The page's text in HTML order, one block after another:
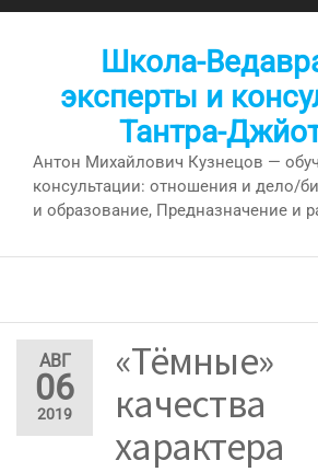
Перейти
Школа-
эксперты и
Тантра-
Антон Михайлович Кузнецов —
консультации: отношения и дело/
и образование, Предназначение и
АВГ
06
2019
«Тёмные»
качества
характера